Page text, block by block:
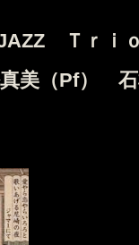
Ｔｒｉ
真美（Pf）